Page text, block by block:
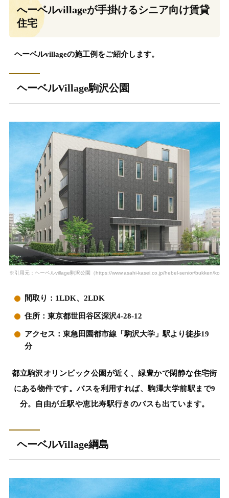
へーベルvillageが手掛けるシニア向け賃貸
住宅
ヘーベルvillageの施工例をご紹介します。
ヘーベルVillage駒沢公園
※引用元：ヘーベルvillage駒沢公園（https://www.asahi-kasei.co.jp/hebel-senior/bukken/
間取り：1LDK、2LDK
住所：東京都世田谷区深沢4-28-12
アクセス：東急田園都市線「駒沢大学」駅より徒歩19
分
都立駒沢オリンピック公園が近く、緑豊かで閑静な住宅街
にある物件です。バスを利用すれば、駒澤大学前駅まで9
分。自由が丘駅や恵比寿駅行きのバスも出ています。
ヘーベルVillage綱島